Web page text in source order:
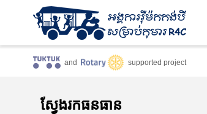
and supported project
ស្វែងរកធនធាន